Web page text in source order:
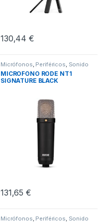
130,44€
Micrófonos, Periféricos, Sonido
MICROFONO RODE NT1
SIGNATURE BLACK
131,65€
Micrófonos Periféricos Sonido